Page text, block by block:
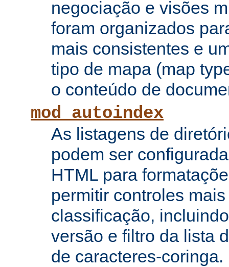
negociação e visões
foram organizados
mais consistentes e
tipo de mapa (map
o conteúdo de
mod_autoindex
As listagens de
podem ser
HTML para
permitir controles
classificação,
versão e filtro da lista
de caracteres-coringa.